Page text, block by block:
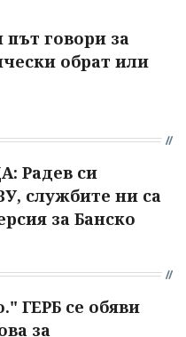
път говори за
обрат или
Радев си
службите ни са
за Банско
ГЕРБ се обяви
за